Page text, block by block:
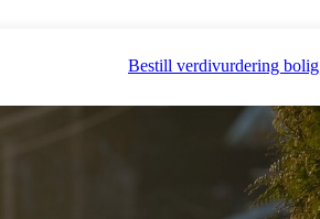
Bestill verdivurdering bolig